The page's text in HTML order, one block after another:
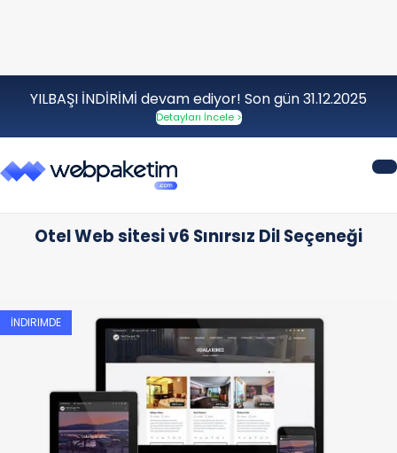
YILBAŞI İNDİRİMİ devam ediyor! Son gün 31.12.2025
Detayları İncele >
Otel Web sitesi v6 Sınırsız Dil Seçeneği
İNDIRIMDE